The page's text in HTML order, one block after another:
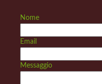
Nome
Email
Messaggio